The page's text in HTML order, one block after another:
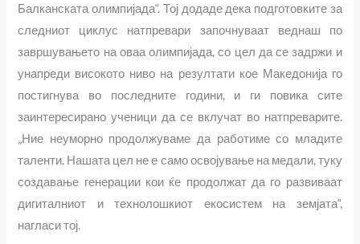
Балканската олимпијада“. Тој додаде дека подготовките за
следниот циклус натпревари започнуваат веднаш по
завршувањето на оваа олимпијада, со цел да се задржи и
унапреди високото ниво на резултати кое Македонија го
постигнува во последните години, и ги повика сите
заинтересирано ученици да се вклучат во натпреварите.
„Ние неуморно продолжуваме да работиме со младите
таленти. Нашата цел не е само освојување на медали, туку
создавање генерации кои ќе продолжат да го развиваат
дигиталниот и технолошкиот екосистем на земјата“,
нагласи тој.